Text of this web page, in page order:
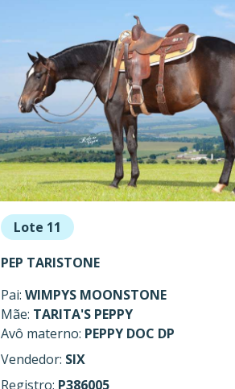
Lote 11
PEP TARISTONE
Pai: WIMPYS MOONSTONE
Mãe: TARITA'S PEPPY
Avô materno: PEPPY DOC DP
Vendedor: SIX
Registro: P386005